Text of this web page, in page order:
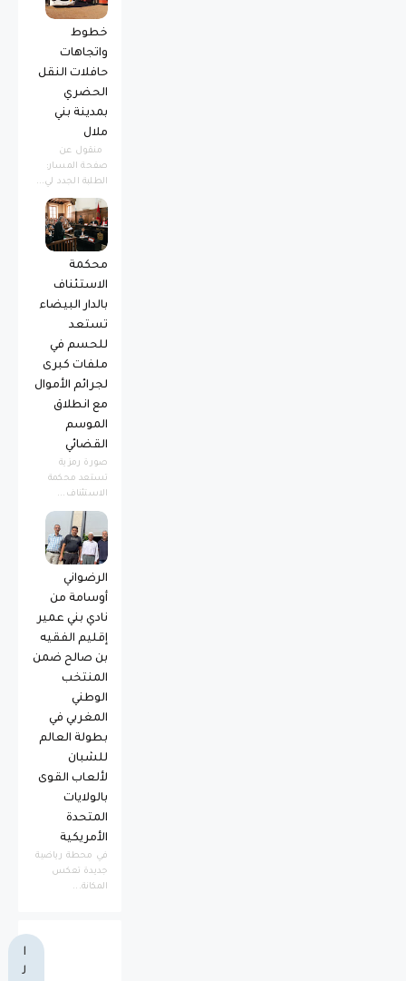
خطوط
واتجاهات
حافلات النقل
الحضري
بمدينة بني
ملال
منقول عن
صفحة المسار:
الطلبة الجدد لي...
محكمة
الاستئناف
بالدار البيضاء
تستعد
للحسم في
ملفات كبرى
لجرائم الأموال
مع انطلاق
الموسم
القضائي
صورة رمزية ​
تستعد محكمة
الاستئناف...
الرضواني
أوسامة من
نادي بني عمير
إقليم الفقيه
بن صالح ضمن
المنتخب
الوطني
المغربي في
بطولة العالم
للشبان
لألعاب القوى
بالولايات
المتحدة
الأمريكية
​في محطة رياضية
جديدة تعكس
المكانة...
ا
ل